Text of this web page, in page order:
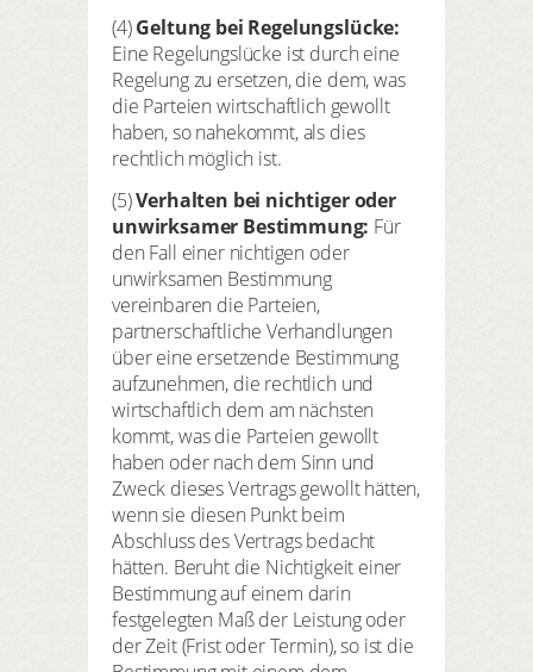
(4)Geltung bei Regelungslücke:
Eine Regelungslücke ist durch eine
Regelung zu ersetzen, die dem, was
die Parteien wirtschaftlich gewollt
haben, so nahekommt, als dies
rechtlich möglich ist.
(5)Verhalten bei nichtiger oder
unwirksamer Bestimmung: Für
den Fall einer nichtigen oder
unwirksamen Bestimmung
vereinbaren die Parteien,
partnerschaftliche Verhandlungen
über eine ersetzende Bestimmung
aufzunehmen, die rechtlich und
wirtschaftlich dem am nächsten
kommt, was die Parteien gewollt
haben oder nach dem Sinn und
Zweck dieses Vertrags gewollt hätten,
wenn sie diesen Punkt beim
Abschluss des Vertrags bedacht
hätten. Beruht die Nichtigkeit einer
Bestimmung auf einem darin
festgelegten Maß der Leistung oder
der Zeit (Frist oder Termin), so ist die